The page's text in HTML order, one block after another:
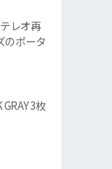
テレオ再
のポータ
3枚